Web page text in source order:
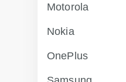
Motorola
Nokia
OnePlus